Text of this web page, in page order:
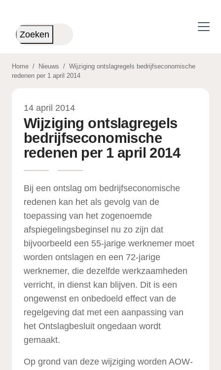
Zoeken
Home / Nieuws / Wijziging ontslagregels bedrijfseconomische
redenen per 1 april 2014
14 april 2014
Wijziging ontslagregels
bedrijfseconomische
redenen per 1 april 2014
Bij een ontslag om bedrijfseconomische
redenen kan het als gevolg van de
toepassing van het zogenoemde
afspiegelingsbeginsel nu zo zijn dat
bijvoorbeeld een 55-jarige werknemer moet
worden ontslagen en een 72-jarige
werknemer, die dezelfde werkzaamheden
verricht, in dienst kan blijven. Dit is een
ongewenst en onbedoeld effect van de
regelgeving dat met een aanpassing van
het Ontslagbesluit ongedaan wordt
gemaakt.
Op grond van deze wijziging worden AOW-